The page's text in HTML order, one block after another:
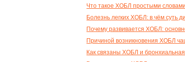
Что такое ХОБЛ простыми словами
Болезнь легких ХОБЛ: в чём суть
Почему развивается ХОБЛ:
Причиной возникновения ХОБЛ
Как связаны ХОБЛ и